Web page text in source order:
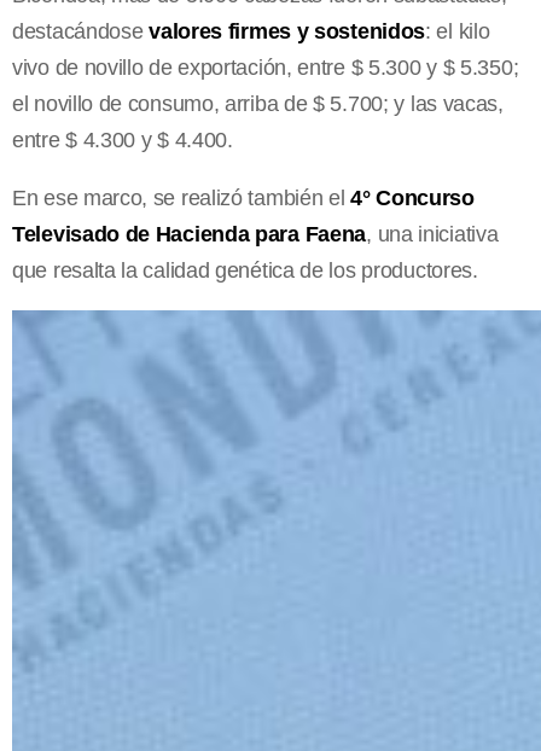
destacándosevalores firmes y sostenidos: el kilo
vivo de novillo de exportación, entre $ 5.300 y $ 5.350;
el novillo de consumo, arriba de $ 5.700; y las vacas,
entre $ 4.300 y $ 4.400.
En ese marco, se realizó también el 4° Concurso
Televisado de Hacienda para Faena, una iniciativa
que resalta la calidad genética de los productores.